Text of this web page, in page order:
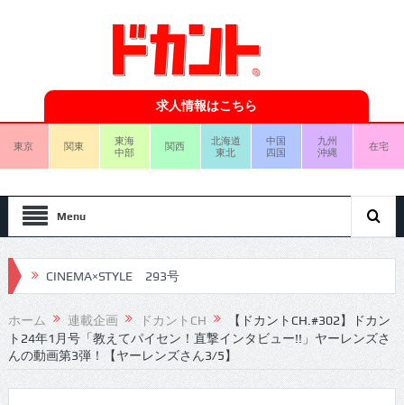
求人情報はこちら
東京 関東
東海
中部
関西
北海道
東北
中国
四国
九州
沖縄
在宅
Menu
CINEMA×STYLE 293号
CINEMA×STYLE 292号
CINEMA×STYLE 291号
CINEMA×STYLE 290号
ホーム 連載企画 ドカントCH
【ドカントCH.#302】ドカン
ト24年1月号「教えてパイセン！直撃インタビュー!!」ヤーレンズさ
んの動画第3弾！【ヤーレンズさん3/5】